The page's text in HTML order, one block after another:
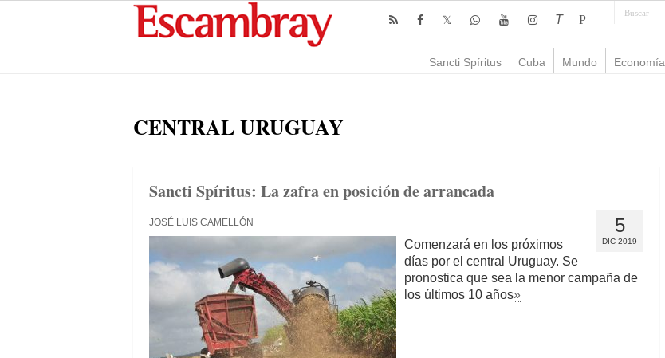
T P
Sancti Spíritus Cuba Mundo Economía
CENTRAL URUGUAY
Sancti Spíritus: La zafra en posición de arrancada
5
DIC 2019
JOSÉ LUIS CAMELLÓN
Comenzará en los próximos
días por el central Uruguay. Se
pronostica que sea la menor campaña de
los últimos 10 años»